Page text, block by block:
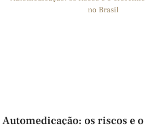
Automedicação: os riscos e o